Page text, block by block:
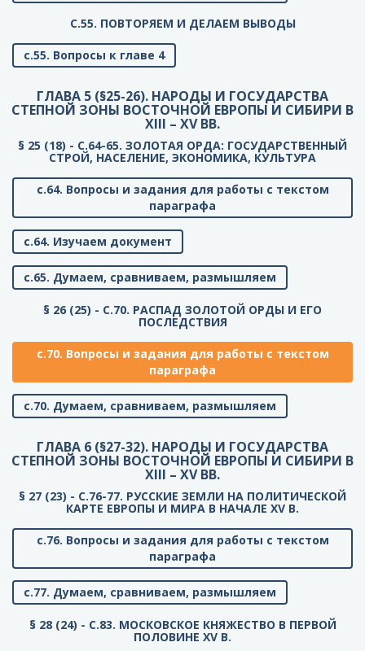
C.55. ПОВТОРЯЕМ И ДЕЛАЕМ ВЫВОДЫ
с.55. Вопросы к главе 4
ГЛАВА 5 (§25-26). НАРОДЫ И ГОСУДАРСТВА
СТЕПНОЙ ЗОНЫ ВОСТОЧНОЙ ЕВРОПЫ И СИБИРИ В
XIII – XV ВВ.
§ 25 (18) - C.64-65. ЗОЛОТАЯ ОРДА: ГОСУДАРСТВЕННЫЙ
СТРОЙ, НАСЕЛЕНИЕ, ЭКОНОМИКА, КУЛЬТУРА
с.64. Вопросы и задания для работы с текстом
параграфа
с.64. Изучаем документ
с.65. Думаем, сравниваем, размышляем
§ 26 (25) - C.70. РАСПАД ЗОЛОТОЙ ОРДЫ И ЕГО
ПОСЛЕДСТВИЯ
с.70. Вопросы и задания для работы с текстом
параграфа
с.70. Думаем, сравниваем, размышляем
ГЛАВА 6 (§27-32). НАРОДЫ И ГОСУДАРСТВА
СТЕПНОЙ ЗОНЫ ВОСТОЧНОЙ ЕВРОПЫ И СИБИРИ В
XIII – XV ВВ.
§ 27 (23) - C.76-77. РУССКИЕ ЗЕМЛИ НА ПОЛИТИЧЕСКОЙ
КАРТЕ ЕВРОПЫ И МИРА В НАЧАЛЕ XV В.
с.76. Вопросы и задания для работы с текстом
параграфа
с.77. Думаем, сравниваем, размышляем
§ 28 (24) - C.83. МОСКОВСКОЕ КНЯЖЕСТВО В ПЕРВОЙ
ПОЛОВИНЕ XV В.